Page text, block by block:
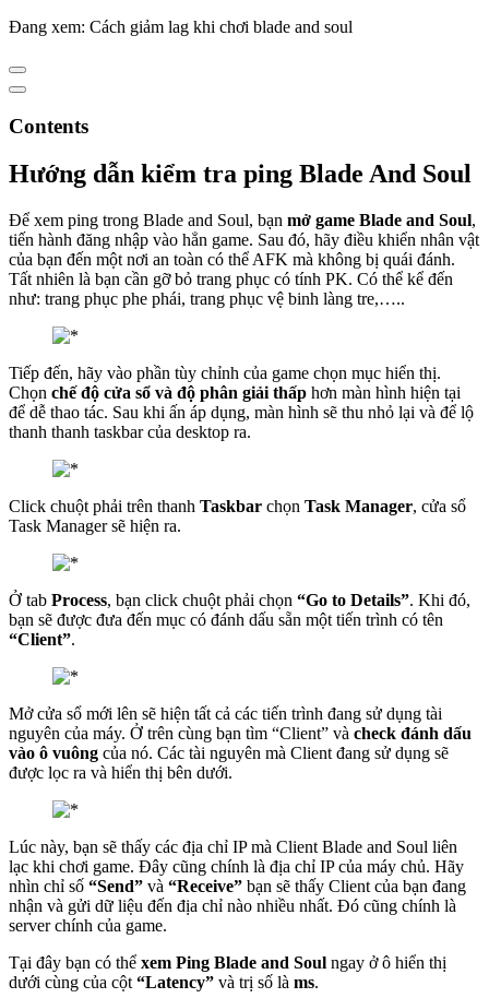
Đang xem: Cách giảm lag khi chơi blade and soul
Contents
Hướng dẫn kiểm tra ping Blade And Soul
Để xem ping trong Blade and Soul, bạn mở game Blade and Soul,
tiến hành đăng nhập vào hẳn game. Sau đó, hãy điều khiển nhân vật
của bạn đến một nơi an toàn có thể AFK mà không bị quái đánh.
Tất nhiên là bạn cần gỡ bỏ trang phục có tính PK. Có thể kể đến
như: trang phục phe phái, trang phục vệ binh làng tre,…..
Tiếp đến, hãy vào phần tùy chỉnh của game chọn mục hiển thị.
Chọn chế độ cửa sổ và độ phân giải thấp hơn màn hình hiện tại
để dễ thao tác. Sau khi ấn áp dụng, màn hình sẽ thu nhỏ lại và để lộ
thanh thanh taskbar của desktop ra.
Click chuột phải trên thanh Taskbar chọn Task Manager, cửa sổ
Task Manager sẽ hiện ra.
Ở tab Process, bạn click chuột phải chọn “Go to Details”. Khi đó,
bạn sẽ được đưa đến mục có đánh dấu sẵn một tiến trình có tên
“Client”.
Mở cửa sổ mới lên sẽ hiện tất cả các tiến trình đang sử dụng tài
nguyên của máy. Ở trên cùng bạn tìm “Client” và check đánh dấu
vào ô vuông của nó. Các tài nguyên mà Client đang sử dụng sẽ
được lọc ra và hiển thị bên dưới.
Lúc này, bạn sẽ thấy các địa chỉ IP mà Client Blade and Soul liên
lạc khi chơi game. Đây cũng chính là địa chỉ IP của máy chủ. Hãy
nhìn chỉ số “Send” và “Receive” bạn sẽ thấy Client của bạn đang
nhận và gửi dữ liệu đến địa chỉ nào nhiều nhất. Đó cũng chính là
server chính của game.
Tại đây bạn có thể xem Ping Blade and Soul ngay ở ô hiển thị
dưới cùng của cột “Latency” và trị số là ms.